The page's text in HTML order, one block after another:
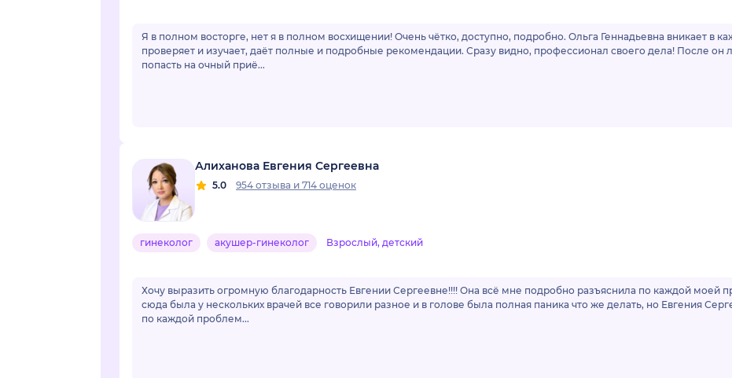
Я в полном восторге, нет я в полном восхищении! Очень чётко, доступно, подробно. Ольга Геннадьевна вникает в
проверяет и изучает, даёт полные и подробные рекомендации. Сразу видно, профессионал своего дела! После он
попасть на очный приё...
Алиханова Евгения Сергеевна
5.0 954 отзыва и 714 оценок
гинеколог акушер-гинеколог Взрослый, детский
Хочу выразить огромную благодарность Евгении Сергеевне!!!! Она всё мне подробно разъяснила по каждой моей
сюда была у нескольких врачей все говорили разное и в голове была полная паника что же делать, но Евгения
по каждой проблем...